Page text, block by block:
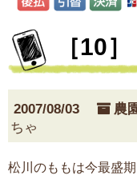
［10］
2007/08/03 農
ちゃ
松川のももは今最盛